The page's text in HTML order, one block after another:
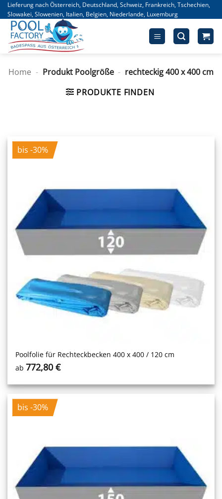
Zum
Inhalt
springen
Lieferung nach Österreich, Deutschland, Schweiz, Frankreich, Tschechien,
Slowakei, Slowenien, Italien, Belgien, Niederlande, Luxemburg
Home - Produkt Poolgröße - rechteckig 400 x 400 cm
PRODUKTE FINDEN
bis -30%
Poolfolie für Rechteckbecken 400 x 400 / 120 cm
ab772,80€
bis -30%